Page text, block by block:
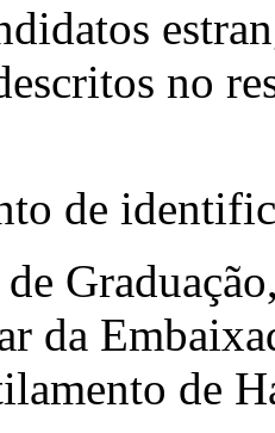
no
de
da
de